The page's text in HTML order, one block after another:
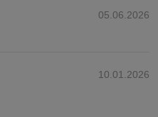
05.06.2026
10.01.2026